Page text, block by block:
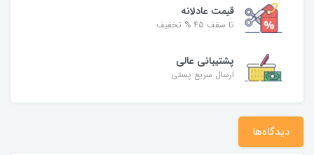
قیمت عادلانه
تا سقف 45 % تخفیف
پشتیبانی عالی
ارسال سریع پستی
دیدگاه‌ها